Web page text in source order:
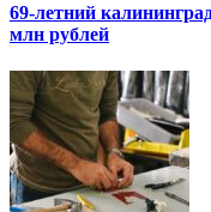
69-летний
млн рублей